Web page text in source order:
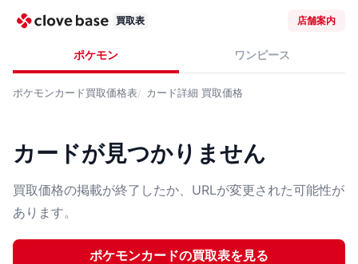
買取表 店舗案内
ポケモン ワンピース
ポケモンカード買取価格表 カード詳細 買取価格
カードが見つかりません
買取価格の掲載が終了したか、URLが変更された可能性が
あります。
ポケモンカードの買取表を見る